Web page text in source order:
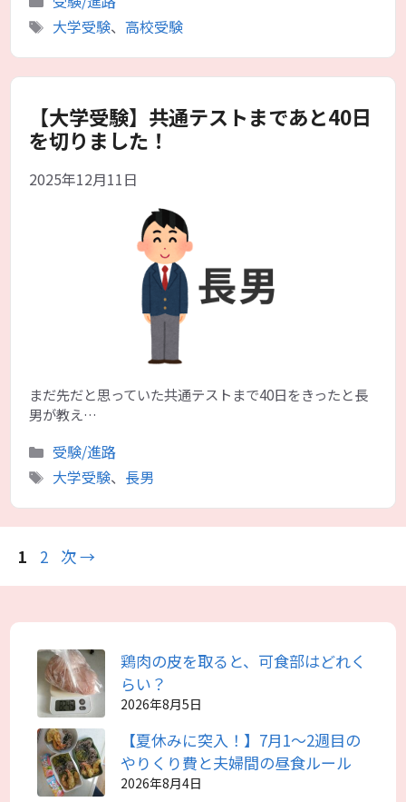
テ
リ
タ
大学受験、 高校受験
【大学受験】共通テストまであと40日
を切りました！
2025年12月11日
まだ先だと思っていた共通テストまで40日をきったと長
男が教え…
カ
テ
リ
受験/進路
タ
大学受験、 長男
ペ
1
ペ
2 次→
鶏肉の皮を取ると、可食部はどれく
らい？
2026年8月5日
【夏休みに突入！】7月1～2週目の
やりくり費と夫婦間の昼食ルール
2026年8月4日